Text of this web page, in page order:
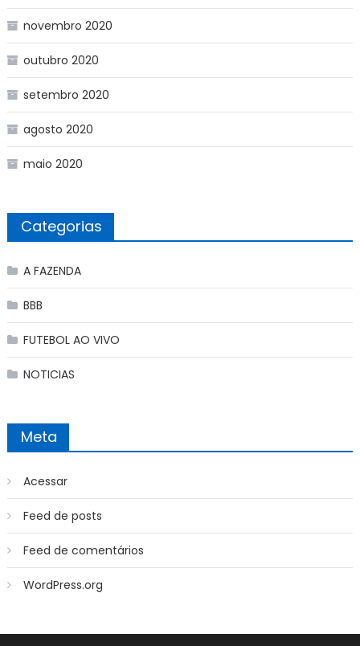
novembro 2020
outubro 2020
setembro 2020
agosto 2020
maio 2020
Categorias
A FAZENDA
BBB
FUTEBOL AO VIVO
NOTICIAS
Meta
Acessar
Feed de posts
Feed de comentários
WordPress.org